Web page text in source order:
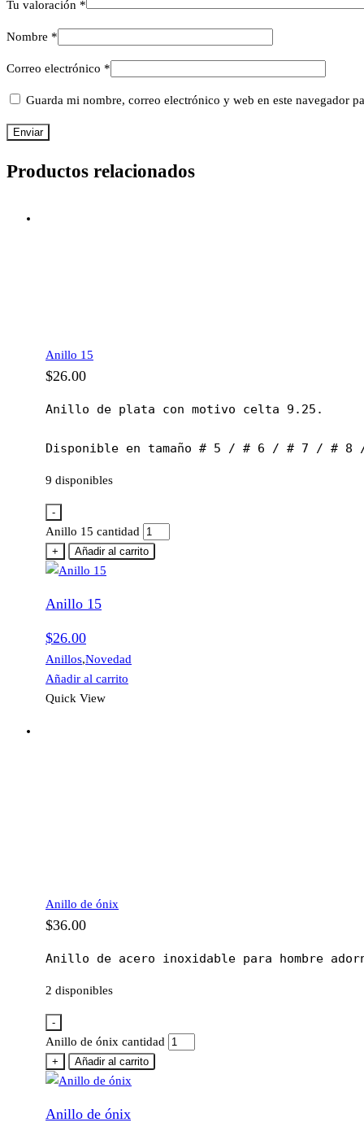
Tu valoración *
Nombre *
Correo electrónico *
Guarda mi nombre, correo electrónico y web en este navegador
Productos relacionados
Anillo 15
$26.00
Anillo de plata con motivo celta 9.25.
Disponible en tamaño # 5 / # 6 / # 7 / # 8
9 disponibles
-
Anillo 15 cantidad
+ Añadir al carrito
Anillo 15
$26.00
Anillos,Novedad
Añadir al carrito
Quick View
Anillo de ónix
$36.00
Anillo de acero inoxidable para hombre
2 disponibles
-
Anillo de ónix cantidad
+ Añadir al carrito
Anillo de ónix